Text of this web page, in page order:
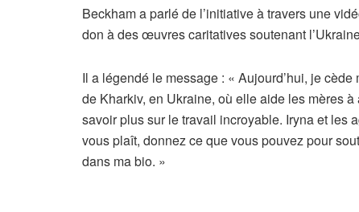
Beckham a parlé de l’initiative à travers une
don à des œuvres caritatives soutenant
Il a légendé le message : « Aujourd’hui, je
de Kharkiv, en Ukraine, où elle aide les mères
savoir plus sur le travail incroyable. Iryna et les
vous plaît, donnez ce que vous pouvez pour
dans ma bio. »